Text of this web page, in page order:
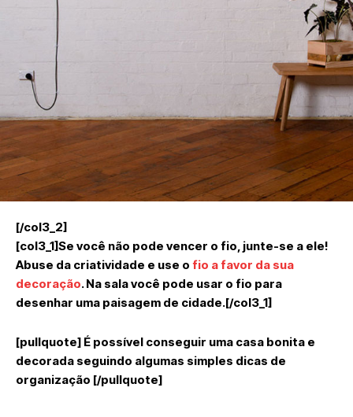
[/col3_2]
[col3_1]Se você não pode vencer o fio, junte-se a ele!
Abuse da criatividade e use o fio a favor da sua
decoração. Na sala você pode usar o fio para
desenhar uma paisagem de cidade.[/col3_1]
[pullquote] É possível conseguir uma casa bonita e
decorada seguindo algumas simples dicas de
organização [/pullquote]